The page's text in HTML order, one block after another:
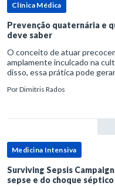
Clínica Médica
Prevenção quaternária e
deve saber
O conceito de atuar
amplamente inculcado na
disso, essa prática pode
PorDimitris Rados
Medicina Intensiva
Surviving Sepsis
sepse e do choque séptico